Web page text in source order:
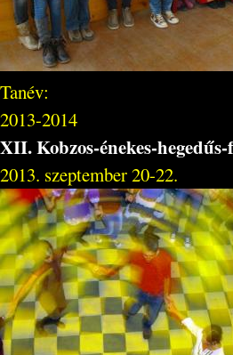
Tanév:
2013-2014
XII. Kobzos-énekes-
2013. szeptember 20-22.